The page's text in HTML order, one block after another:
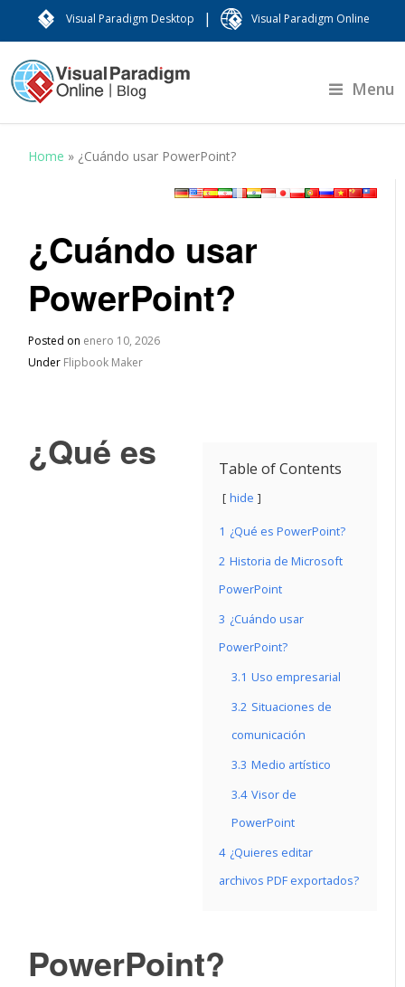
Visual Paradigm Desktop | Visual Paradigm Online
Menu
Home » ¿Cuándo usar PowerPoint?
¿Cuándo usar
PowerPoint?
Posted on enero 10, 2026
Under Flipbook Maker
Table of Contents
hide
1 ¿Qué es PowerPoint?
2 Historia de Microsoft
PowerPoint
3 ¿Cuándo usar
PowerPoint?
3.1 Uso empresarial
3.2 Situaciones de
comunicación
3.3 Medio artístico
3.4 Visor de
PowerPoint
4 ¿Quieres editar
archivos PDF exportados?
¿Qué es
PowerPoint?